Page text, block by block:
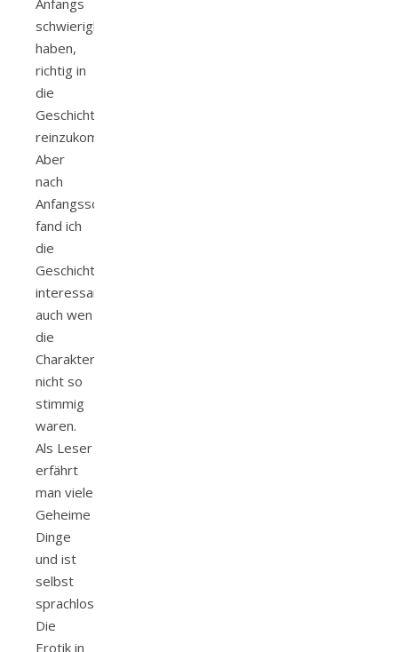
Anfangs
schwierigkeiten
haben,
richtig in
die
Geschichte
reinzukommen.
Aber
nach
Anfangsschwierigkeiten
fand ich
die
Geschichte
interessant,
auch wen
die
Charakter
nicht so
stimmig
waren.
Als Leser
erfährt
man viele
Geheime
Dinge
und ist
selbst
sprachlos.
Die
Erotik in